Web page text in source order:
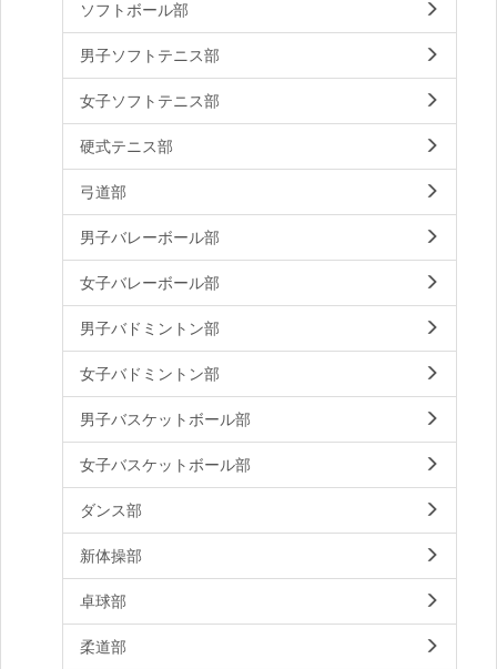
ソフトボール部
男子ソフトテニス部
女子ソフトテニス部
硬式テニス部
弓道部
男子バレーボール部
女子バレーボール部
男子バドミントン部
女子バドミントン部
男子バスケットボール部
女子バスケットボール部
ダンス部
新体操部
卓球部
柔道部